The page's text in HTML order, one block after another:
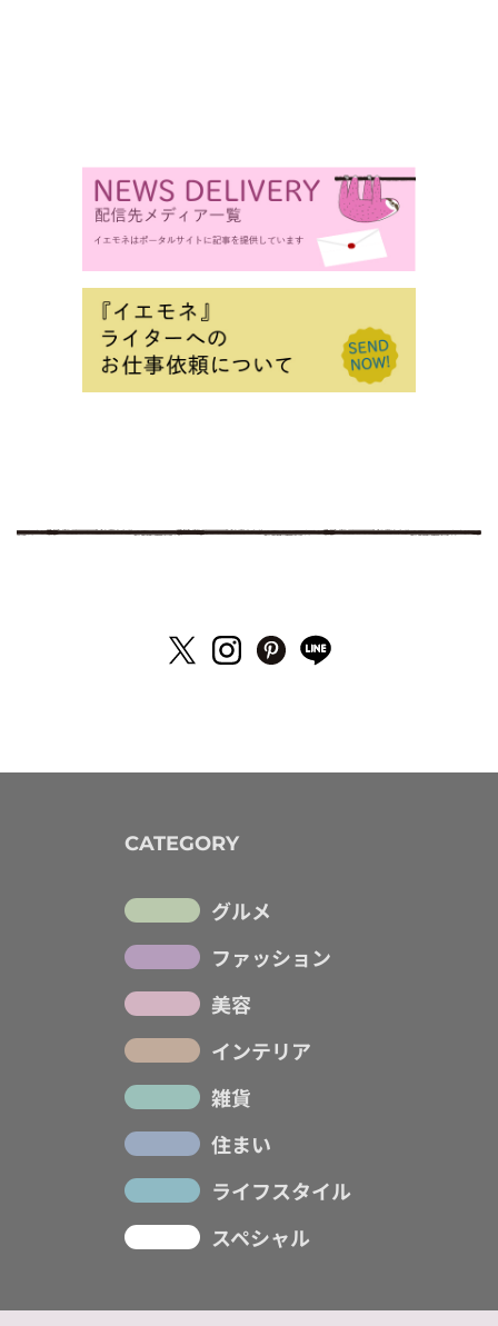
CATEGORY
グルメ
ファッション
美容
インテリア
雑貨
住まい
ライフスタイル
スペシャル